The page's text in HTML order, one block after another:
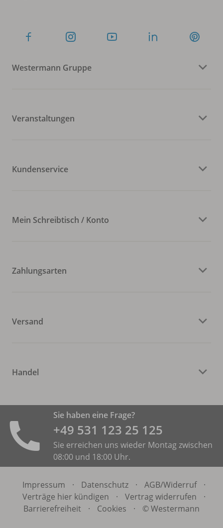
Westermann Gruppe
Veranstaltungen
Kundenservice
Mein Schreibtisch / Konto
Zahlungsarten
Versand
Handel
Sie haben eine Frage?
+49 531 ­123 25 125
Sie erreichen uns wieder Montag zwischen
08:00 und 18:00 Uhr.
Impressum · Datenschutz · AGB/Widerruf
·
Verträge hier kündigen
· Vertrag widerrufen
·
Barrierefreiheit
· Cookies · © Westermann